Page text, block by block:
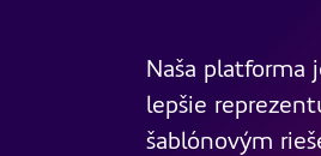
Naša platforma
lepšie
šablónovým